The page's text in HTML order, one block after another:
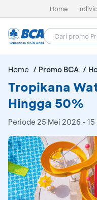
Home
Home Promo BCA
Tropikana
Hingga 50%
Periode 25 Mei 2026 - 15